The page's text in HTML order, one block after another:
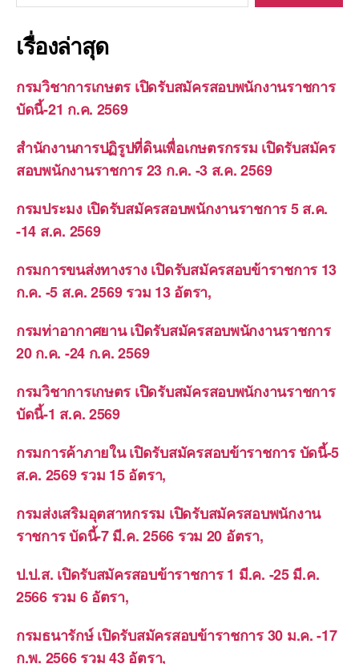
เรื่องล่าสุด
กรมวิชาการเกษตร เปิดรับสมัครสอบพนักงานราชการ
บัดนี้-21 ก.ค. 2569
สำนักงานการปฏิรูปที่ดินเพื่อเกษตรกรรม เปิดรับสมัคร
สอบพนักงานราชการ 23 ก.ค. -3 ส.ค. 2569
กรมประมง เปิดรับสมัครสอบพนักงานราชการ 5 ส.ค.
-14 ส.ค. 2569
กรมการขนส่งทางราง เปิดรับสมัครสอบข้าราชการ 13
ก.ค. -5 ส.ค. 2569 รวม 13 อัตรา,
กรมท่าอากาศยาน เปิดรับสมัครสอบพนักงานราชการ
20 ก.ค. -24 ก.ค. 2569
กรมวิชาการเกษตร เปิดรับสมัครสอบพนักงานราชการ
บัดนี้-1 ส.ค. 2569
กรมการค้าภายใน เปิดรับสมัครสอบข้าราชการ บัดนี้-5
ส.ค. 2569 รวม 15 อัตรา,
กรมส่งเสริมอุตสาหกรรม เปิดรับสมัครสอบพนักงาน
ราชการ บัดนี้-7 มี.ค. 2566 รวม 20 อัตรา,
ป.ป.ส. เปิดรับสมัครสอบข้าราชการ 1 มี.ค. -25 มี.ค.
2566 รวม 6 อัตรา,
กรมธนารักษ์ เปิดรับสมัครสอบข้าราชการ 30 ม.ค. -17
ก.พ. 2566 รวม 43 อัตรา,